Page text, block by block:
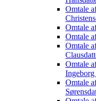
Omtale
Omtale
Omtale
Omtale
Omtale
Ingeborg
Omtale